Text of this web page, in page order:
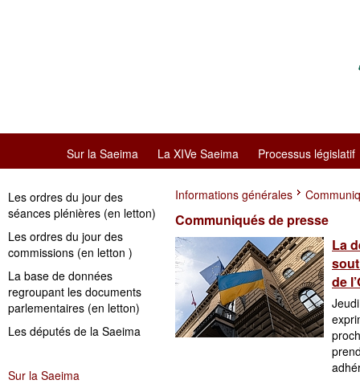
Sur la Saeima La XIVe Saeima Processus législatif
Les ordres du jour des
séances plénières (en letton)
Les ordres du jour des
commissions (en letton )
La base de données
regroupant les documents
parlementaires (en letton)
Les députés de la Saeima
Sur la Saeima
Informations générales
Communiqués de presse
La
de